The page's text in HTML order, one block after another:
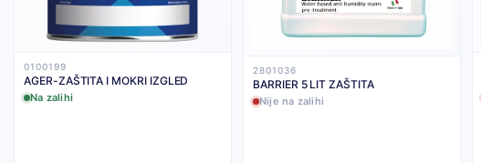
0100199
AGER-ZAŠTITA I MOKRI IZGLED
Na zalihi
2801036
BARRIER 5 LIT ZAŠTITA
Nije na zalihi